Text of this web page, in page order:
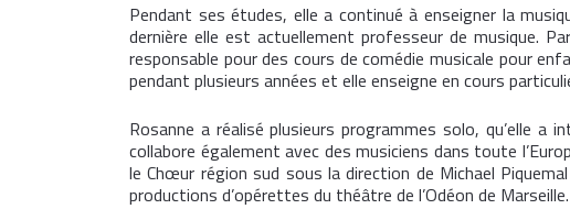
Pendant ses études, elle a continué à enseigner la
dernière elle est actuellement professeur de musique.
responsable pour des cours de comédie musicale pour
pendant plusieurs années et elle enseigne en cours
Rosanne a réalisé plusieurs programmes solo, qu’elle a
collabore également avec des musiciens dans toute
le Chœur région sud sous la direction de Michael
productions d’opérettes du théâtre de l’Odéon de Marseille.